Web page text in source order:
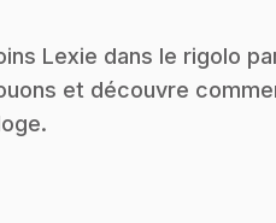
Lexie dans le rigolo
et découvre